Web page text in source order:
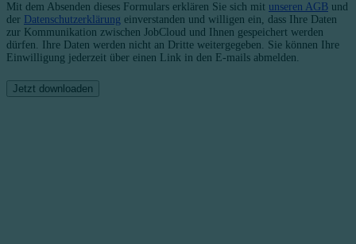
Mit dem Absenden dieses Formulars erklären Sie sich mit unseren AGB und
der Datenschutzerklärung einverstanden und willigen ein, dass Ihre Daten
zur Kommunikation zwischen JobCloud und Ihnen gespeichert werden
dürfen. Ihre Daten werden nicht an Dritte weitergegeben. Sie können Ihre
Einwilligung jederzeit über einen Link in den E-mails abmelden.